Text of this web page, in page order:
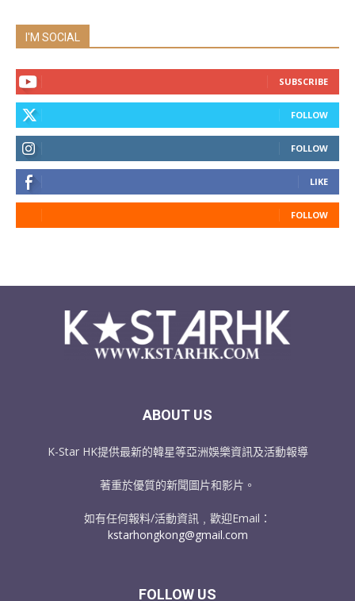
I'M SOCIAL
SUBSCRIBE
FOLLOW
FOLLOW
LIKE
FOLLOW
ABOUT US
K-Star HK提供最新的韓星等亞洲娛樂資訊及活動報導
著重於優質的新聞圖片和影片。
如有任何報料/活動資訊﹐歡迎Email：
kstarhongkong@gmail.com
FOLLOW US